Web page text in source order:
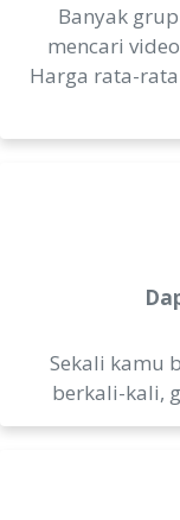
Banyak
mencari
Harga rata-
Sekali kamu
berkali-kali,